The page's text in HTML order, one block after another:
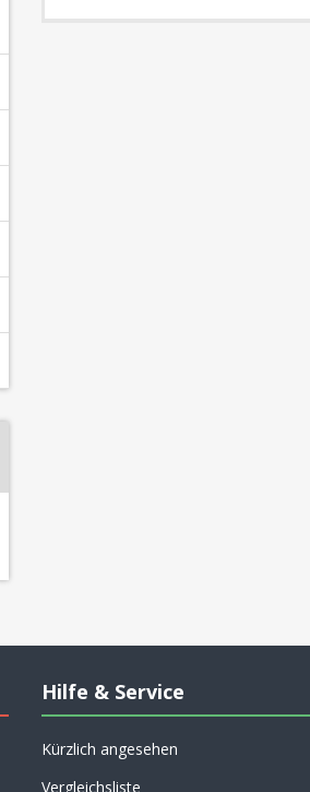
Hilfe & Service
Kürzlich angesehen
Vergleichsliste